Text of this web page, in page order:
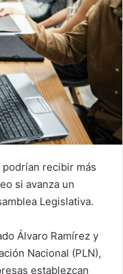
recibir más
si avanza un
Legislativa.
Álvaro Ramírez y
Nacional (PLN),
establezcan